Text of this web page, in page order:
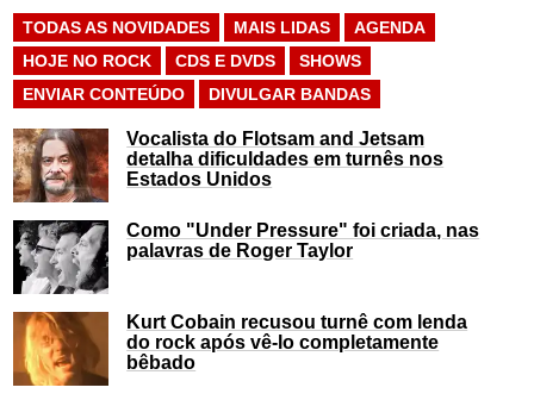
TODAS AS NOVIDADES MAIS LIDAS
AGENDA
HOJE NO ROCK
CDS E DVDS
SHOWS
ENVIAR CONTEÚDO
DIVULGAR BANDAS
Vocalista do Flotsam and Jetsam
detalha dificuldades em turnês nos
Estados Unidos
Como "Under Pressure" foi criada, nas
palavras de Roger Taylor
Kurt Cobain recusou turnê com lenda
do rock após vê-lo completamente
bêbado